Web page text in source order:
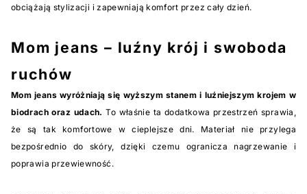
obciążają stylizacji i zapewniają komfort przez cały dzień.
Mom jeans – luźny krój i swoboda
ruchów
Mom jeans wyróżniają się wyższym stanem i luźniejszym krojem w
biodrach oraz udach. To właśnie ta dodatkowa przestrzeń sprawia,
że są tak komfortowe w cieplejsze dni. Materiał nie przylega
bezpośrednio do skóry, dzięki czemu ogranicza nagrzewanie i
poprawia przewiewność.